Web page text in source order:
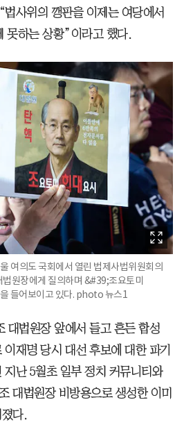
사위의 깽판을 이제는 여당에서
못하는 상황”이라고 했다.
여의도 국회에서 열린 법제사법위원회의
원장에게 질의하며 &#39;조요토미
들어보이고 있다. photo 뉴스1
대법원장 앞에서 들고 흔든 합성
재명 당시 대선 후보에 대한 파기
난 5월초 일부 정치 커뮤니티와
대법원장 비방용으로 생성한 이미
다.